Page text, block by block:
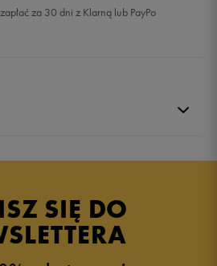
za 30 dni z Klarną lub PayPo
SIĘ DO